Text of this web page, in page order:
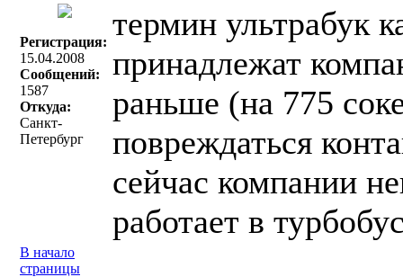
Регистрация:
15.04.2008
Сообщений:
1587
Откуда:
Санкт-
Петербург
термин ультрабук
принадлежат
раньше (на 775
повреждаться
сейчас компании
работает в
В начало
страницы